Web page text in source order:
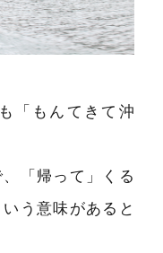
「もんてきて沖
「帰って」くる
う意味があると